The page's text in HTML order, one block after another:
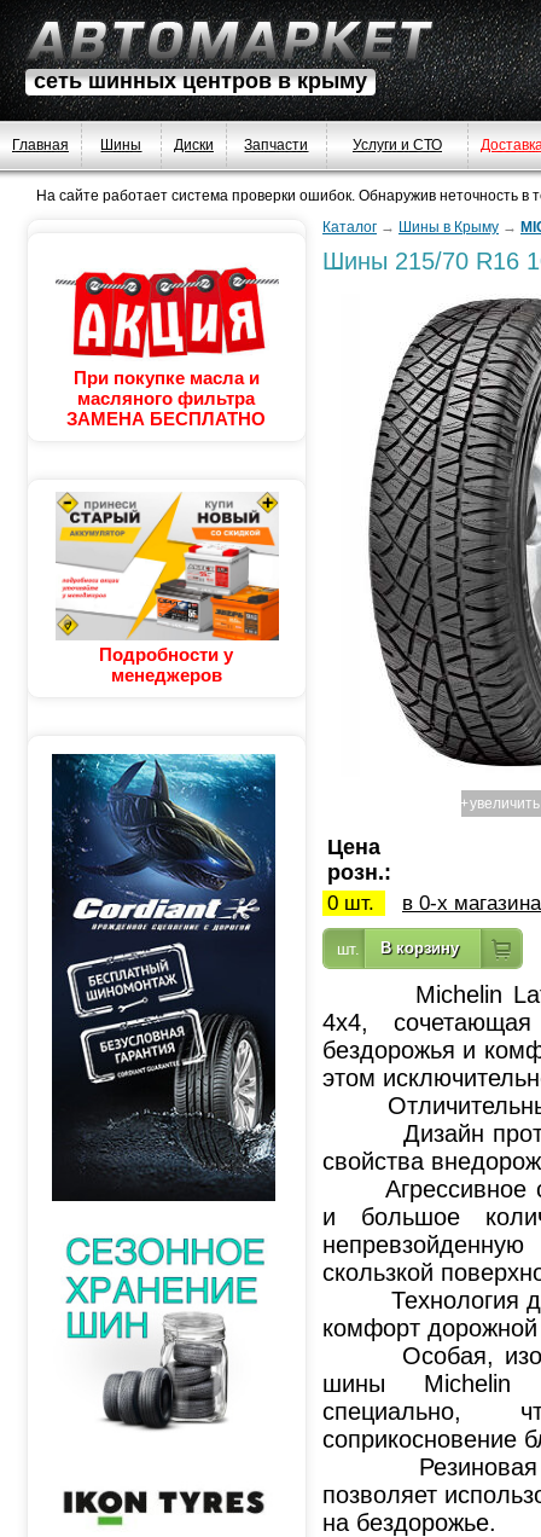
сеть шинных центров в крыму
Главная Шины Диски Запчасти Услуги и СТО
На сайте работает система проверки ошибок. Обнаружив неточность в
При покупке масла и
масляного фильтра
ЗАМЕНА БЕСПЛАТНО
Подробности у
менеджеров
Каталог → Шины в Крыму →
Шины 215/70 R16
+увеличить
Цена
розн.:
0 шт. в 0-х
Michelin
4x4,
бездорожья и
этом
Дизайн
свойства
Агрессивное
и большое
скользкой
Технология
комфорт
Особая,
шины Michelin
специально,
соприкосновение
Резиновая
позволяет
на бездорожье.